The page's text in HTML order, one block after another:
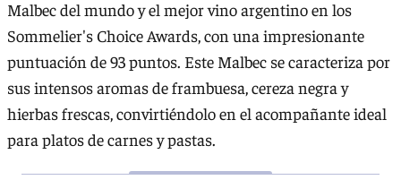
Malbec del mundo y el mejor vino argentino en los
Sommelier's Choice Awards, con una impresionante
puntuación de 93 puntos. Este Malbec se caracteriza por
sus intensos aromas de frambuesa, cereza negra y
hierbas frescas, convirtiéndolo en el acompañante ideal
para platos de carnes y pastas.